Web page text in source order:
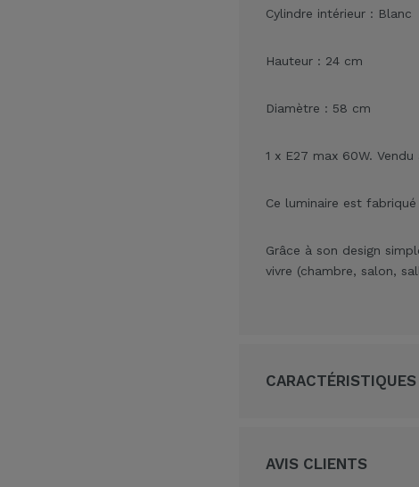
Cylindre intérieur : Blanc
Hauteur : 24 cm
Diamètre : 58 cm
1 x E27 max 60W.
Ce luminaire est fabriqué
Grâce à son design
vivre (chambre, salon,
CARACTÉRISTIQUES
AVIS CLIENTS